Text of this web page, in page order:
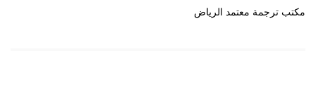
مكتب ترجمة معتمد الرياض